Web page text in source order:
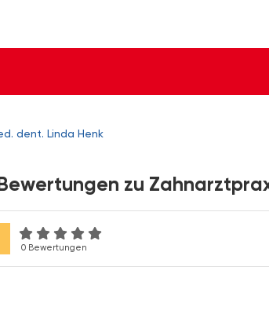
dent. Linda Henk
zu
0 Bewertungen